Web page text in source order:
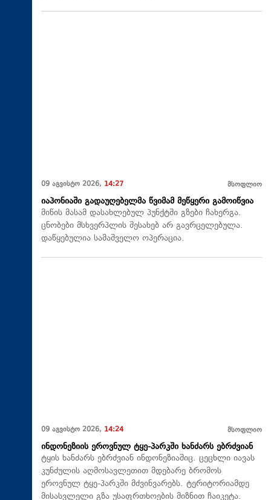
09 აგვისტო 2026, 14:27 მსოფლიო
იაპონიაში გადაუღებელმა წვიმამ მეწყერი გამოიწვია
მიწის მასამ დასახლებულ პუნქტში გზები ჩახერგა.
ცნობები მსხვერპლის შესახებ არ გავრცელებულა.
დაწყებულია სამაშველო ოპერაცია.
09 აგვისტო 2026, 14:24 მსოფლიო
ინდონეზიის ეროვნულ ტყე-პარკში ხანძარს ებრძვიან
ტყის ხანძარს ებრძვიან ინდონეზიაშიც. ცეცხლი იავას
კუნძულის აღმოსავლეთით მდებარე ბრომოს
ეროვნულ ტყე-პარკში მძვინვარებს. ტერიტორიამდე
მისასვლელი გზა უსაფრთხოების მიზნით ჩაიკეტა.